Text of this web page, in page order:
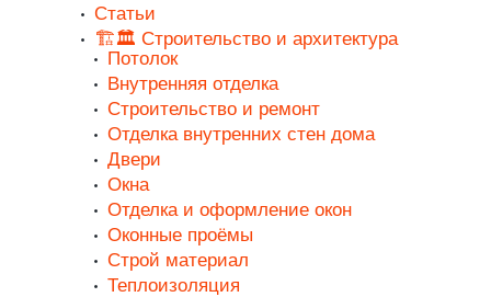
Статьи
🏗️🏛️ Строительство и архитектура
Потолок
Внутренняя отделка
Строительство и ремонт
Отделка внутренних стен дома
Двери
Окна
Отделка и оформление окон
Оконные проёмы
Строй материал
Теплоизоляция